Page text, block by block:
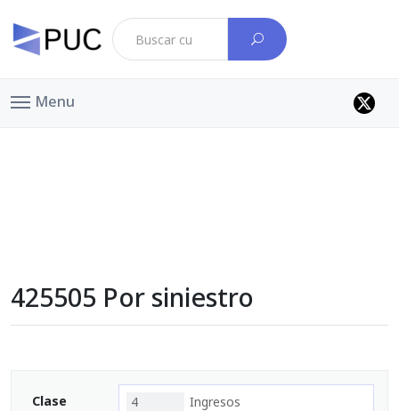
Menu
425505 Por siniestro
Clase 4 Ingresos